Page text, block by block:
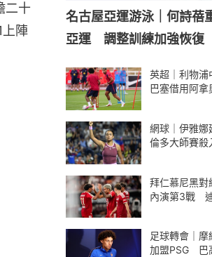
二十
陣
名古屋亞運游泳｜何詩蓓
亞運 調整訓練加強恢復
英超｜利物
巴塞借用阿
網球｜伊雅
倫多大師賽殺
拜仁慕尼黑對
內演第3戰
足球轉會｜
加盟PSG 巴